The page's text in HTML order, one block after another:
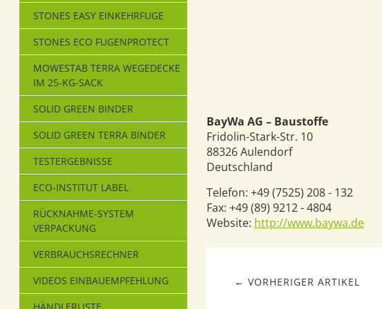
STONES EASY EINKEHRFUGE
STONES ECO FUGENPROTECT
MOWESTAB TERRA WEGEDECKE
IM 25-KG-SACK
SOLID GREEN BINDER
SOLID GREEN TERRA BINDER
TESTERGEBNISSE
ECO-INSTITUT LABEL
RÜCKNAHME-SYSTEM
VERPACKUNG
VERBRAUCHSRECHNER
VIDEOS EINBAUEMPFEHLUNG
BayWa AG – Baustoffe
Fridolin-Stark-Str. 10
88326Aulendorf
Deutschland
Telefon: +49 (7525) 208 - 132
Fax: +49 (89) 9212 - 4804
Website: http://www.baywa.de
← VORHERIGER ARTIKEL